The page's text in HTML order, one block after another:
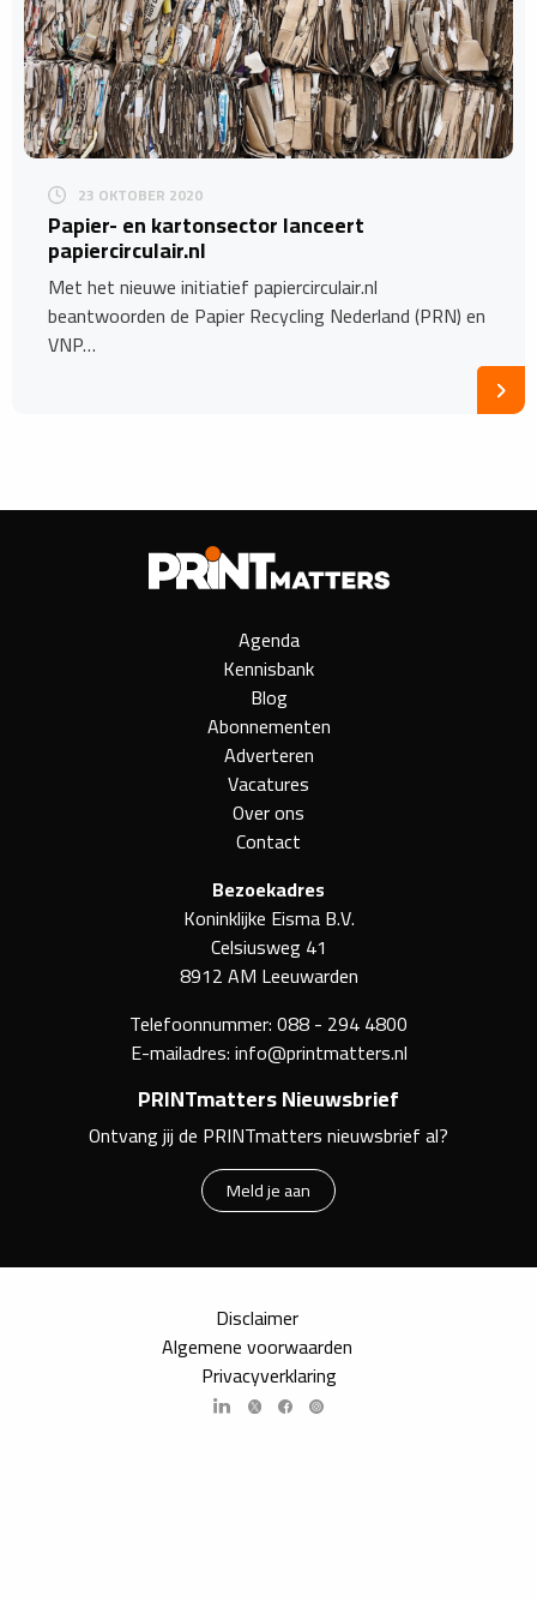
23 OKTOBER 2020
Papier- en kartonsector lanceert
papiercirculair.nl
Met het nieuwe initiatief papiercirculair.nl
beantwoorden de Papier Recycling Nederland (PRN) en
VNP…
Agenda
Kennisbank
Blog
Abonnementen
Adverteren
Vacatures
Over ons
Contact
Bezoekadres
Koninklijke Eisma B.V.
Celsiusweg 41
8912 AM Leeuwarden
Telefoonnummer:088 - 294 4800
E-mailadres:info@printmatters.nl
PRINTmatters Nieuwsbrief
Ontvang jij de PRINTmatters nieuwsbrief al?
Meld je aan
Disclaimer
Algemene voorwaarden
Privacyverklaring